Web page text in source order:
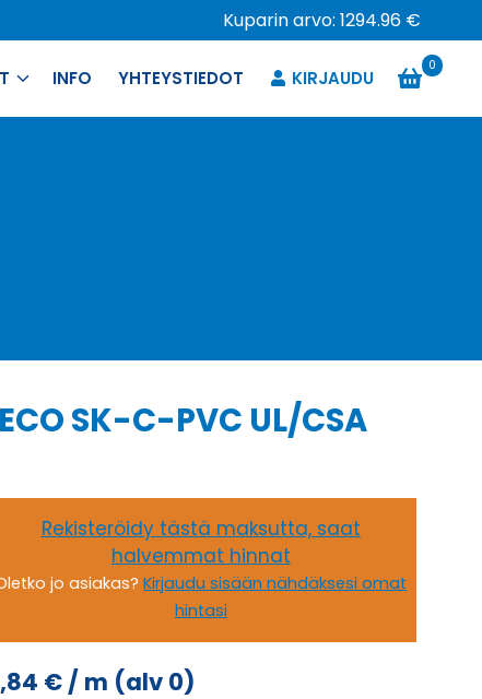
Kuparin arvo: 1294.96 €
INFO YHTEYSTIEDOT KIRJAUDU
0
SK-C-PVC UL/CSA
Rekisteröidy tästä maksutta, saat
halvemmat hinnat
jo asiakas?Kirjaudu sisään nähdäksesi omat
hintasi
€/ m (alv 0)